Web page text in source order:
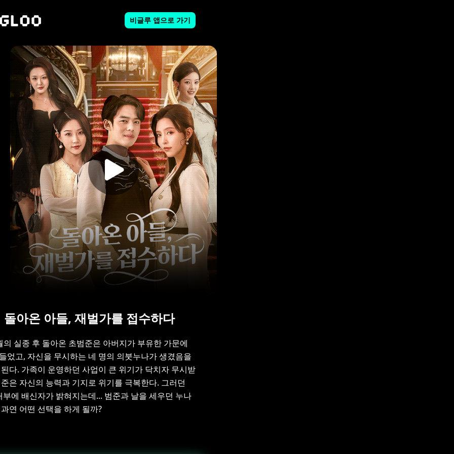
비글루 앱으로 가기
돌아온 아들, 재벌가를 접수하다
의 실종 후 돌아온 초범준은 아버지가 부유한 가문에
었고, 자신을 무시하는 네 명의 의붓누나가 생겼음을
다. 가족이 운영하던 사업이 큰 위기가 닥치자 무시받
은 자신의 능력과 기지로 위기를 극복한다. 그러던
부에 배신자가 밝혀지는데... 범준과 날을 세우던 누나
연 어떤 선택을 하게 될까?